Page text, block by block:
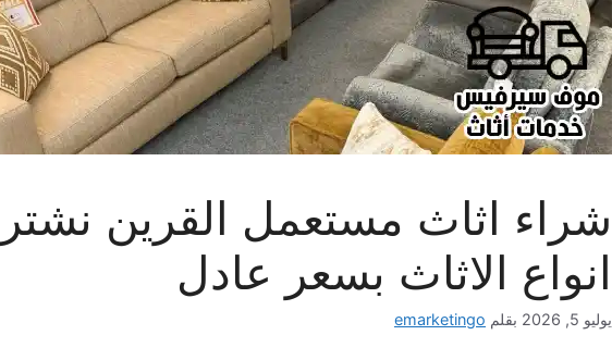
شراء اثاث مستعمل القرين
انواع الاثاث بسعر عادل
يوليو 5, 2026 بقلم emarketingo